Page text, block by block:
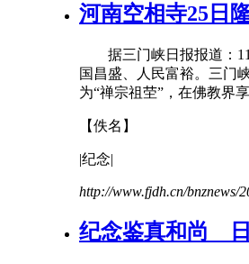
河南空相寺25日
据三门峡日报报道：11
国昌盛、人民富裕。三门
为“禅宗祖茔”，在佛教界
【佚名】
|纪念|
http://www.fjdh.cn/bnznews/
纪念鉴真和尚